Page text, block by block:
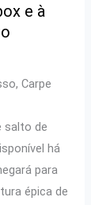
e à
Carpe
salto de
há
para
épica de